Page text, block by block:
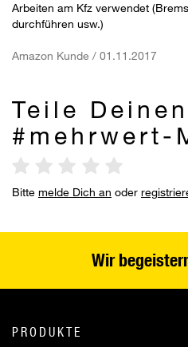
Arbeiten am Kfz verwendet
durchführen usw.)
Amazon Kunde / 01.11.2017
Teile Deinen
#mehrwert-
Bitte melde Dich an oder
Wir
PRODUKTE